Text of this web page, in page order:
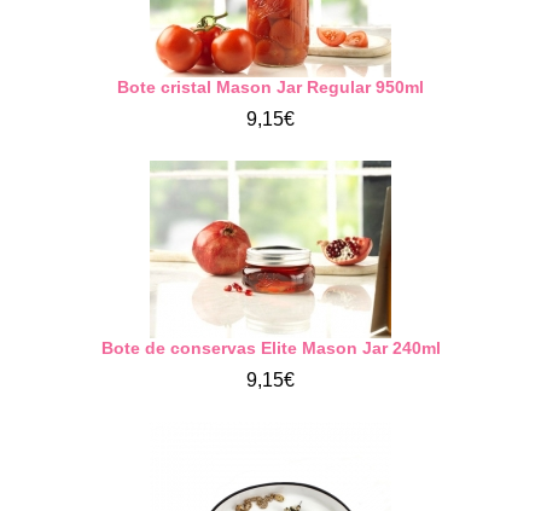
Bote cristal Mason Jar Regular 950ml
9,15€
Bote de conservas Elite Mason Jar 240ml
9,15€